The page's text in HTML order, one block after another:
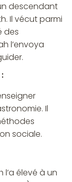
descendant
Il vécut parmi
des
l’envoya
Il
sociale.
l’a élevé à un